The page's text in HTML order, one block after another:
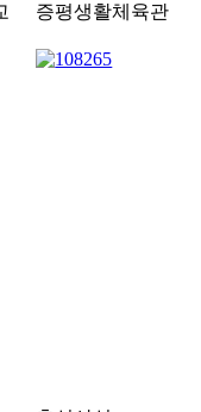
증평생활체육관